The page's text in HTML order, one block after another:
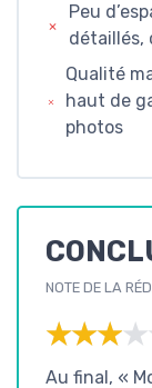
Peu
détaillés,
Qualité
haut de
photos
NOTE DE LA
Au final, «